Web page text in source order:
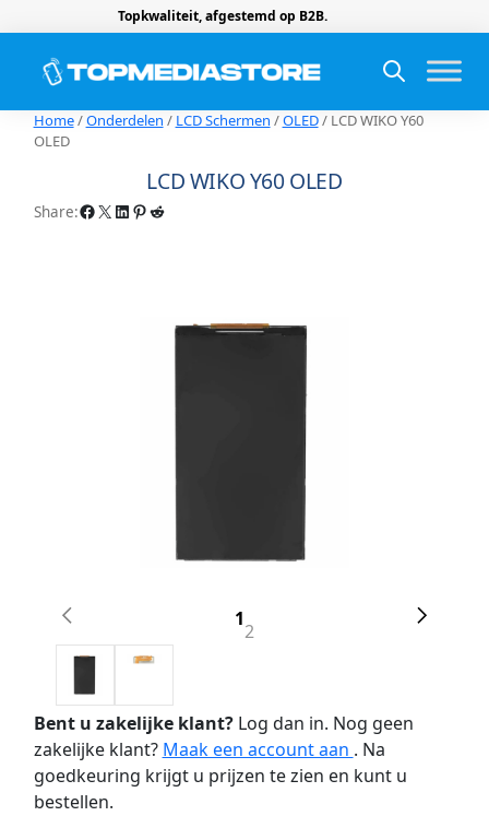
Topkwaliteit, afgestemd op B2B.
Home/Onderdelen / LCD Schermen /OLED/ LCD WIKO Y60
OLED
LCD WIKO Y60 OLED
Share:Facebook X LinkedIn Pinterest Reddit
1
2
Bent u zakelijke klant?Log dan in. Nog geen
zakelijke klant? Maak een account aan . Na
goedkeuring krijgt u prijzen te zien en kunt u
bestellen.